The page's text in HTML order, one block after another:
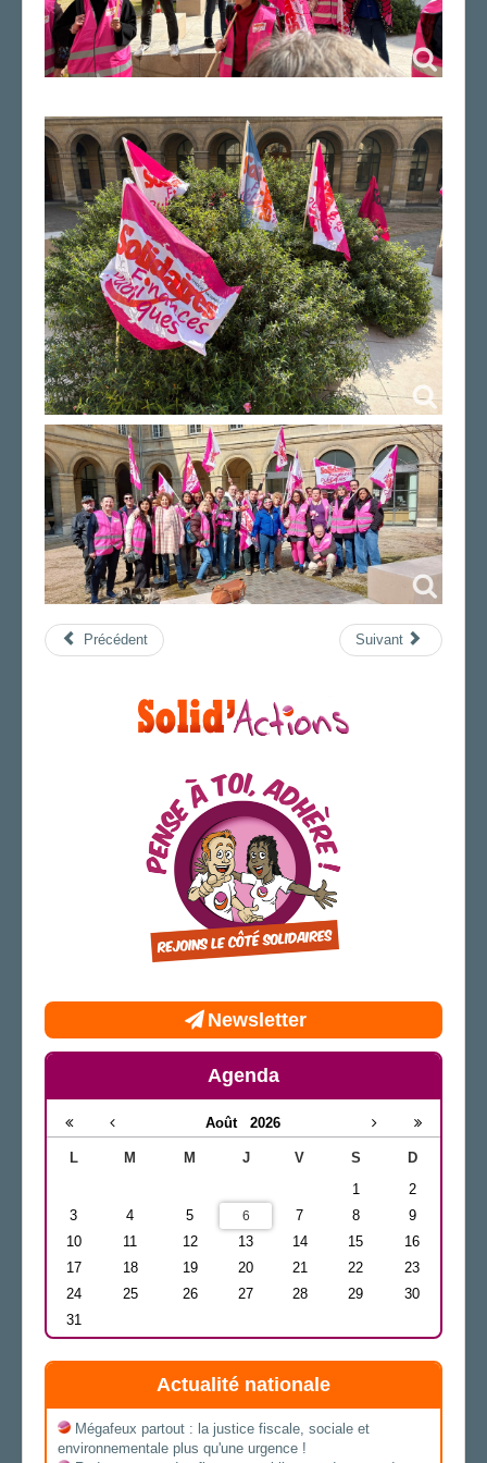
Précédent Suivant
Newsletter
Agenda
Août 2026
L M M J V S
D
1
2
3
4 5 6 7 8
9
10
11 12 13 14 15
16
17
18 19 20 21 22
23
24
25 26 27 28 29
30
31
Actualité nationale
Mégafeux partout : la justice fiscale, sociale et
environnementale plus qu'une urgence !